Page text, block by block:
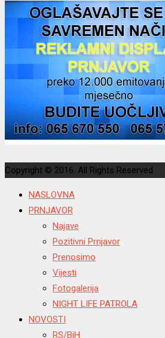
Copyright © 2016. All Rights Reserved
NASLOVNA
PRNJAVOR
Najave
Pozitivni Prnjavor
Prenosimo
Vijesti
Fotogalerija
NIGHT LIFE PATROLA
NOVOSTI
RS/BiH